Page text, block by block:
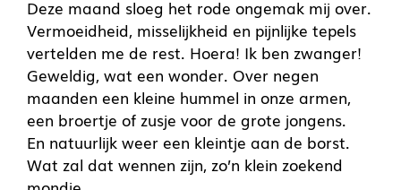
Deze maand sloeg het rode ongemak mij over.
Vermoeidheid, misselijkheid en pijnlijke tepels
vertelden me de rest. Hoera! Ik ben zwanger!
Geweldig, wat een wonder. Over negen
maanden een kleine hummel in onze armen,
een broertje of zusje voor de grote jongens.
En natuurlijk weer een kleintje aan de borst.
Wat zal dat wennen zijn, zo’n klein zoekend